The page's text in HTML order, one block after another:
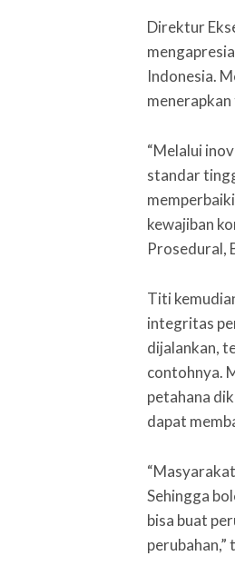
Direktur
Indonesia.
“Melalui
standar
kewajiban
Prosedural,
Titi
integritas
dijalankan,
contohnya.
petahana
dapat
Sehingga
bisa buat